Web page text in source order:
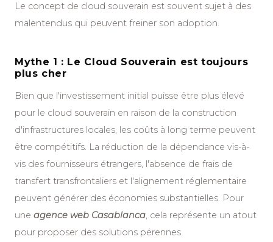
Le concept de cloud souverain est souvent sujet à des
malentendus qui peuvent freiner son adoption.
Mythe 1 : Le Cloud Souverain est toujours
plus cher
Bien que l'investissement initial puisse être plus élevé
pour le cloud souverain en raison de la construction
d'infrastructures locales, les coûts à long terme peuvent
être compétitifs. La réduction de la dépendance vis-à-
vis des fournisseurs étrangers, l'absence de frais de
transfert transfrontaliers et l'alignement réglementaire
peuvent générer des économies substantielles. Pour
une agence web Casablanca, cela représente un atout
pour proposer des solutions pérennes.